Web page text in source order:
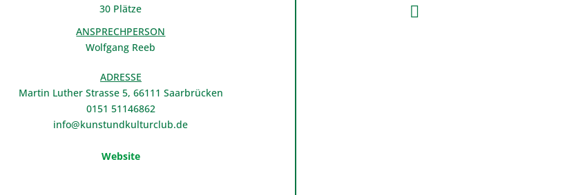
30 Plätze
ANSPRECHPERSON
Wolfgang Reeb
ADRESSE
Martin Luther Strasse 5, 66111 Saarbrücken
0151 51146862
info@kunstundkulturclub.de
Website